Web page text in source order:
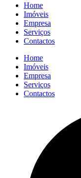
Home
Imóveis
Empresa
Serviços
Contactos
Home
Imóveis
Empresa
Serviços
Contactos